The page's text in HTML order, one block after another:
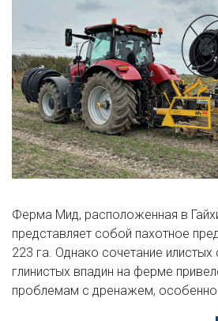
Ферма Мид, расположенная в
представляет собой пахотное
223 га. Однако сочетание илистых
глинистых впадин на ферме
проблемам с дренажем, особенно